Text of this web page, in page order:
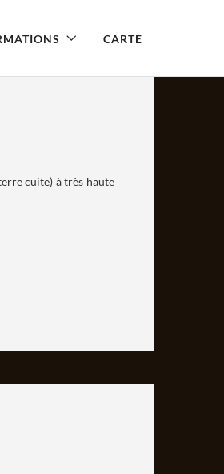
CARTE
cuite) à très haute